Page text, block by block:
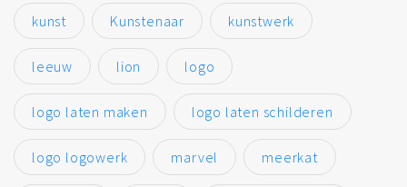
kunst Kunstenaar kunstwerk
leeuw lion logo
logo laten maken logo laten schilderen
logo logowerk marvel meerkat